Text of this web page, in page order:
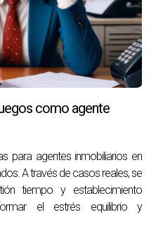
como agente
para agentes inmobiliarios en
A través de casos reales, se
tiempo y establecimiento
el estrés equilibrio y